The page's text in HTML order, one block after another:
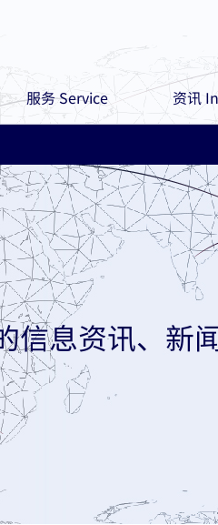
服务 Service 资讯
信息资讯、新